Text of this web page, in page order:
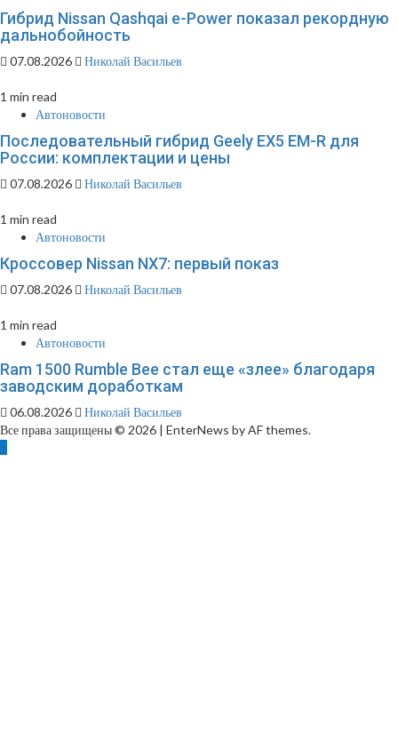
Гибрид Nissan Qashqai e-Power показал рекордную
дальнобойность
07.08.2026 Николай Васильев
1 min read
Автоновости
Последовательный гибрид Geely EX5 EM-R для
России: комплектации и цены
07.08.2026 Николай Васильев
1 min read
Автоновости
Кроссовер Nissan NX7: первый показ
07.08.2026 Николай Васильев
1 min read
Автоновости
Ram 1500 Rumble Bee стал еще «злее» благодаря
заводским доработкам
06.08.2026
Николай Васильев
Все права защищены © 2026 | EnterNews by AF themes.